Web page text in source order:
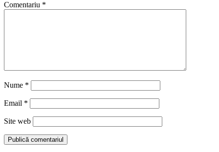
Comentariu *
Nume *
Email *
Site web